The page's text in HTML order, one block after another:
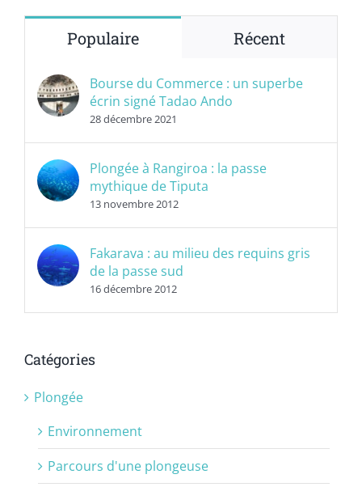
Populaire Récent
Bourse du Commerce : un superbe
écrin signé Tadao Ando
28 décembre 2021
Plongée à Rangiroa : la passe
mythique de Tiputa
13 novembre 2012
Fakarava : au milieu des requins gris
de la passe sud
16 décembre 2012
Catégories
Plongée
Environnement
Parcours d'une plongeuse